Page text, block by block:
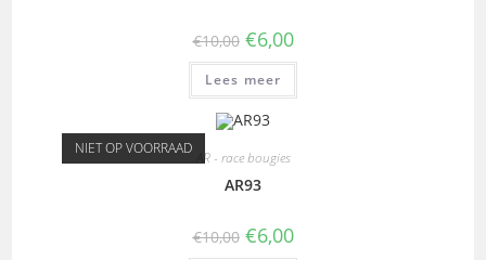
€10,00 €6,00
Lees meer
NIET OP VOORRAAD AR - race bougies
AR93
€10,00 €6,00